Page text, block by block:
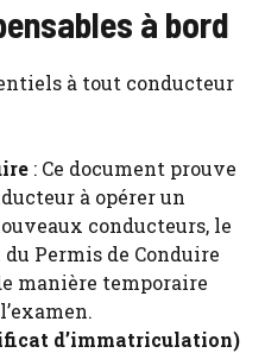
à bord
à tout conducteur
: Ce document prouve
à opérer un
conducteurs, le
Permis de Conduire
manière temporaire
d’immatriculation)